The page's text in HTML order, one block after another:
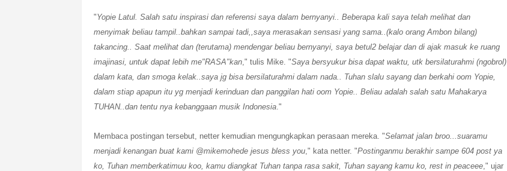
"Yopie Latul. Salah satu inspirasi dan referensi saya dalam bernyanyi.. Beberapa kali saya telah melihat dan
menyimak beliau tampil..bahkan sampai tadi,,saya merasakan sensasi yang sama..(kalo orang Ambon bilang)
takancing.. Saat melihat dan (terutama) mendengar beliau bernyanyi, saya betul2 belajar dan di ajak masuk ke ruang
imajinasi, untuk dapat lebih me"RASA"kan," tulis Mike. "Saya bersyukur bisa dapat waktu, utk bersilaturahmi (ngobrol)
dalam kata, dan smoga kelak..saya jg bisa bersilaturahmi dalam nada.. Tuhan slalu sayang dan berkahi oom Yopie,
dalam stiap apapun itu yg menjadi kerinduan dan panggilan hati oom Yopie.. Beliau adalah salah satu Mahakarya
TUHAN..dan tentu nya kebanggaan musik Indonesia."
Membaca postingan tersebut, netter kemudian mengungkapkan perasaan mereka. "Selamat jalan broo...suaramu
menjadi kenangan buat kami @mikemohede jesus bless you," kata netter. "Postinganmu berakhir sampe 604 post ya
ko, Tuhan memberkatimuu koo, kamu diangkat Tuhan tanpa rasa sakit, Tuhan sayang kamu ko, rest in peaceee," ujar